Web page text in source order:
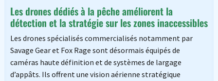
Les drones dédiés à la pêche améliorent la
détection et la stratégie sur les zones inaccessibles
Les drones spécialisés commercialisés notamment par
Savage Gear et Fox Rage sont désormais équipés de
caméras haute définition et de systèmes de largage
d’appâts. Ils offrent une vision aérienne stratégique